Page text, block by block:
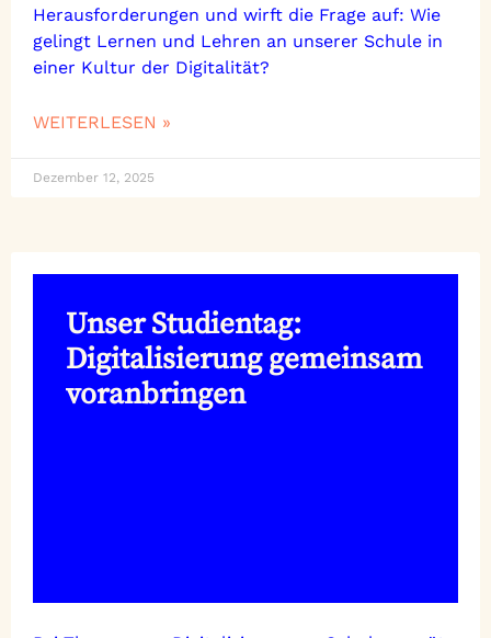
Herausforderungen und wirft die Frage auf: Wie
gelingt Lernen und Lehren an unserer Schule in
einer Kultur der Digitalität?
WEITERLESEN »
Dezember 12, 2025
Unser Studientag:
Digitalisierung gemeinsam
voranbringen